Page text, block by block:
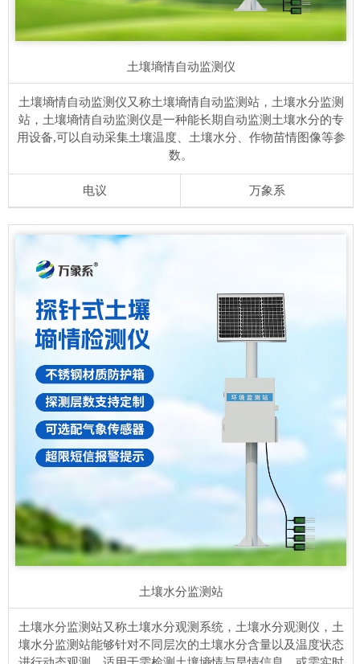
土壤墒情自动监测仪
土壤墒情自动监测仪又称土壤墒情自动监测站，土壤水分监测
站，土壤墒情自动监测仪是一种能长期自动监测土壤水分的专
用设备,可以自动采集土壤温度、土壤水分、作物苗情图像等参
数。
电议 万象系
土壤水分监测站
土壤水分监测站又称土壤水分观测系统，土壤水分观测仪，土
壤水分监测站能够针对不同层次的土壤水分含量以及温度状态